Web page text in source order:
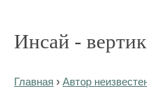
Инсай -
Главная › Автор